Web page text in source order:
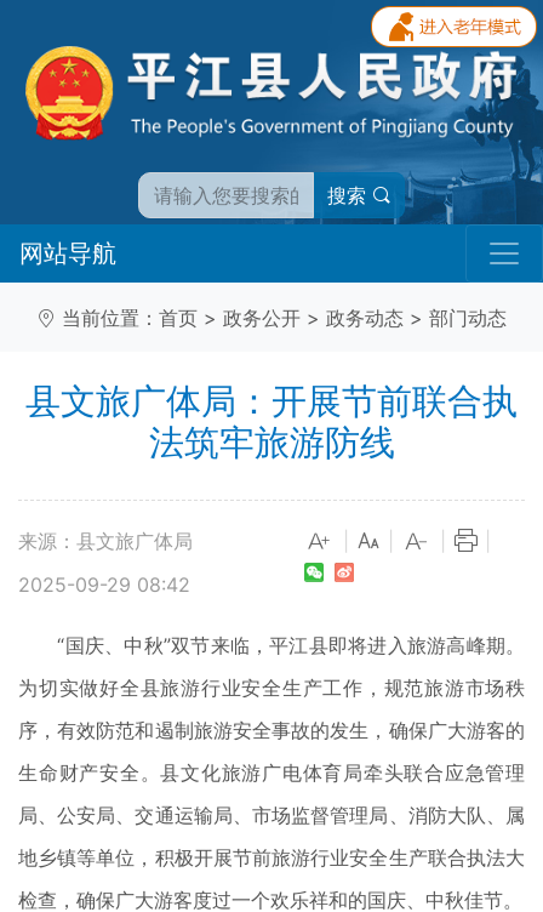
搜索
网站导航
当前位置： 首页 > 政务公开 > 政务动态 > 部门动态
县文旅广体局：开展节前联合执
法筑牢旅游防线
来源：县文旅广体局
2025-09-29 08:42
“国庆、中秋”双节来临，平江县即将进入旅游高峰期。
为切实做好全县旅游行业安全生产工作，规范旅游市场秩
序，有效防范和遏制旅游安全事故的发生，确保广大游客的
生命财产安全。县文化旅游广电体育局牵头联合应急管理
局、公安局、交通运输局、市场监督管理局、消防大队、属
地乡镇等单位，积极开展节前旅游行业安全生产联合执法大
检查，确保广大游客度过一个欢乐祥和的国庆、中秋佳节。